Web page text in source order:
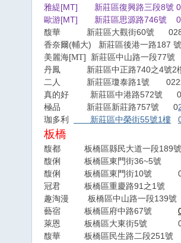
雅緹[MT] 新莊區復興路三段8號
歐游[MT] 新莊區思源路746號
馥華
新莊區大觀街60號
香奈爾(輔大)
新莊區後港一路187 號
美麗海[MT] 新莊區中山路一段77號
丹鳳
新莊區中正路740之4號2
二人 新莊區瓊泰路1號
真的好
新莊區中港路572號
極品
新莊區新莊路757號 0
珈多利 新莊區中榮街55號1樓
板橋
馥都 板橋區縣民大道一段189號
馥俐
板橋區東門街36~5號
馥俐
板橋區東門街10號
冠君
板橋區重慶路91 之 1 號
趣淘漫 板橋區中山路一段139號
藝宿 板橋區府中路67號
萊恩 板橋區大東街5號
馥華 板橋區民生路二段251 號